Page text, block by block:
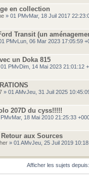
en collection
» 01 PMvMar, 18 Juil 2017
Transit (un
PMvLun, 06 Mar 2023 17:05:59
un Doka 815
PMvDim, 14 Mai 2023 21:01:12
» 01 AMvJeu, 31 Juil 2025
207D du cyss!!!!!
18 Mai 2010 21:25:33
Retour aux Sources
» 01 AMvJeu, 25 Juil 2019
Afficher les sujets depuis: